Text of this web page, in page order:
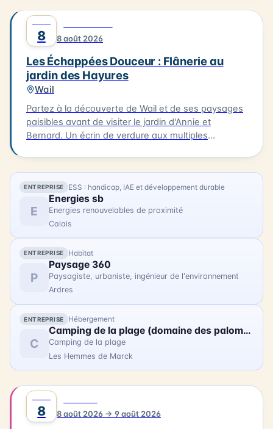
admirez ses œuvres. Après une matinée de
création, profitez d'un déjeuner délicieux à Oye-
Plage, à La Table d'Olivier, avec un plat du jour et un
dessert pour 30€ par personne (réservation
indispensable sur www.c-ici.com). Les vélos à
assistance électrique seront mis à votre disposition
(dans la limite des disponibilités). La balade se
terminera vers 16h30. N'hésitez pas à vous inscrire
pour cette expérience artistique unique !
8 8 août 2026
Les Échappées Douceur : Flânerie au
jardin des Hayures
Wail
Partez à la découverte de Wail et de ses paysages
paisibles avant de visiter le jardin d'Annie et
Bernard. Un écrin de verdure aux multiples
Wail (2 rue de la Mairie). Tarifs : 11 € / gratuit enfants
- 10 ans.
ENTREPRISE ESS : handicap, IAE et développement durable
E
Energies sb
Energies renouvelables de proximité
Calais
ENTREPRISE Habitat
P
Paysage 360
Paysagiste, urbaniste, ingénieur de l'environnement
Ardres
ENTREPRISE Hébergement
C
Camping de la plage (domaine des palominos)
Camping de la plage
Les Hemmes de Marck
8 8 août 2026 → 9 août 2026